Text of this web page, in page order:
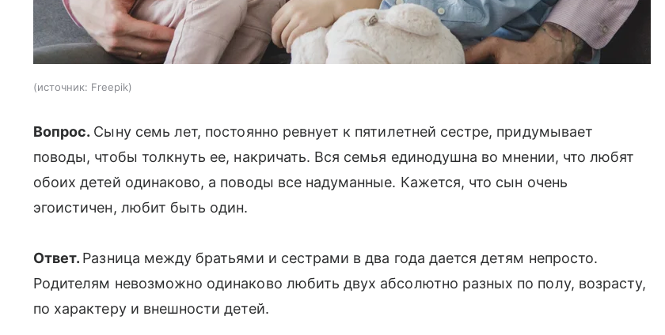
источник: Freepik
Вопрос. Сыну семь лет, постоянно ревнует к пятилетней сестре, придумывает
поводы, чтобы толкнуть ее, накричать. Вся семья единодушна во мнении, что любят
обоих детей одинаково, а поводы все надуманные. Кажется, что сын очень
эгоистичен, любит быть один.
Ответ. Разница между братьями и сестрами в два года дается детям непросто.
Родителям невозможно одинаково любить двух абсолютно разных по полу, возрасту,
по характеру и внешности детей.